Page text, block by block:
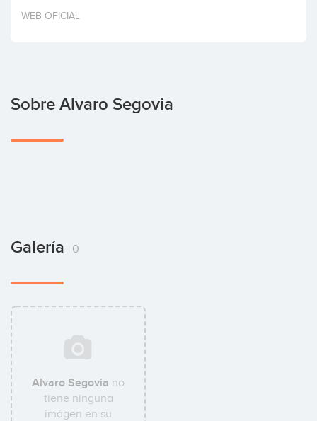
Invertir
WEB OFICIAL
Sobre Alvaro Segovia
Galería 0
Alvaro Segovia no
tiene ninguna
imágen en su